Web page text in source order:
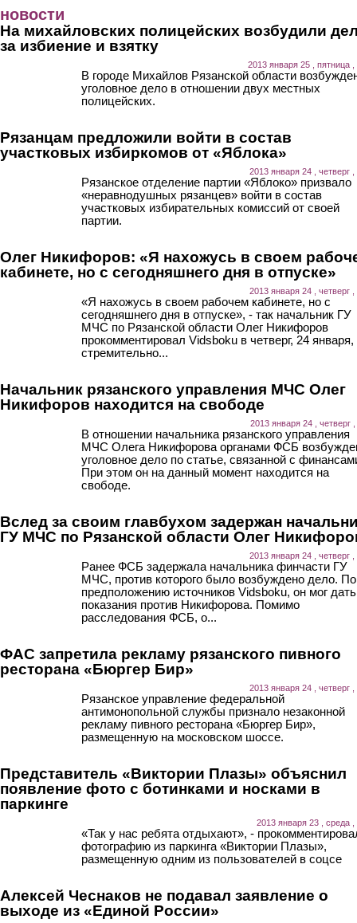
новости
На михайловских полицейских возбудили
за избиение и взятку
2013 января 25 , пятница ,
В городе Михайлов Рязанской области
уголовное дело в отношении двух местных
полицейских.
Рязанцам предложили войти в состав
участковых избиркомов от «Яблока»
2013 января 24 , четверг ,
Рязанское отделение партии «Яблоко» призвало
«неравнодушных рязанцев» войти в состав
участковых избирательных комиссий от своей
партии.
Олег Никифоров: «Я нахожусь в своем
кабинете, но с сегодняшнего дня в отпуске»
2013 января 24 , четверг ,
«Я нахожусь в своем рабочем кабинете, но с
сегодняшнего дня в отпуске», - так начальник ГУ
МЧС по Рязанской области Олег Никифоров
прокомментировал Vidsboku в четверг, 24 января,
стремительно...
Начальник рязанского управления МЧС Олег
Никифоров находится на свободе
2013 января 24 , четверг ,
В отношении начальника рязанского управления
МЧС Олега Никифорова органами ФСБ
уголовное дело по статье, связанной с
При этом он на данный момент находится на
свободе.
Вслед за своим главбухом задержан
ГУ МЧС по Рязанской области Олег
2013 января 24 , четверг ,
Ранее ФСБ задержала начальника финчасти ГУ
МЧС, против которого было возбуждено дело. По
предположению источников Vidsboku, он мог дать
показания против Никифорова. Помимо
расследования ФСБ, о...
ФАС запретила рекламу рязанского пивного
ресторана «Бюргер Бир»
2013 января 24 , четверг ,
Рязанское управление федеральной
антимонопольной службы признало незаконной
рекламу пивного ресторана «Бюргер Бир»,
размещенную на московском шоссе.
Представитель «Виктории Плазы» объяснил
появление фото с ботинками и носками в
паркинге
2013 января 23 , среда ,
«Так у нас ребята отдыхают», -
фотографию из паркинга «Виктории Плазы»,
размещенную одним из пользователей в соцсе
Алексей Чеснаков не подавал заявление о
выходе из «Единой России»